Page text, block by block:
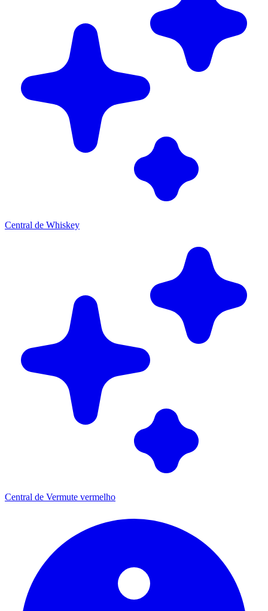
Central de Whiskey
Central de Vermute vermelho